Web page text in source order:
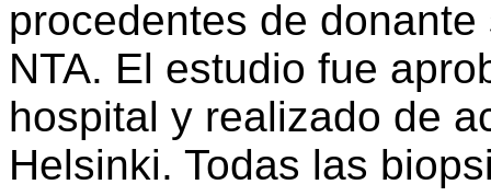
procedentes de
NTA. El estudio fue
hospital y realizado de
Helsinki. Todas las